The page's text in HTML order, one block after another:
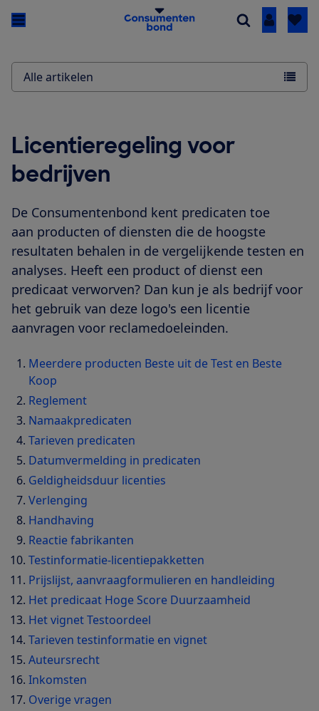
Inloggen
Licentieregeling voor
bedrijven
De Consumentenbond kent predicaten toe
aan producten of diensten die de hoogste
resultaten behalen in de vergelijkende testen en
analyses. Heeft een product of dienst een
predicaat verworven? Dan kun je als bedrijf voor
het gebruik van deze logo's een licentie
aanvragen voor reclamedoeleinden.
Meerdere producten Beste uit de Test en Beste
Koop
Reglement
Namaakpredicaten
Tarieven predicaten
Datumvermelding in predicaten
Geldigheidsduur licenties
Verlenging
Handhaving
Reactie fabrikanten
Testinformatie-licentiepakketten
Prijslijst, aanvraagformulieren en handleiding
Het predicaat Hoge Score Duurzaamheid
Het vignet Testoordeel
Tarieven testinformatie en vignet
Auteursrecht
Inkomsten
Overige vragen
Alle artikelen